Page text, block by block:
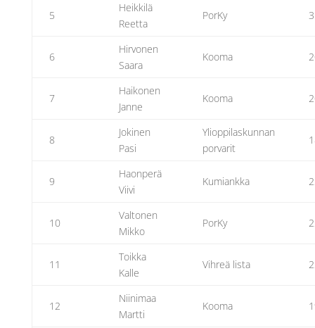
5
Heikkilä
Reetta
PorKy
6
Hirvonen
Saara
Kooma
7
Haikonen
Janne
Kooma
8
Jokinen
Pasi
Ylioppilaskunnan
porvarit
9
Haonperä
Viivi
Kumiankka
10
Valtonen
Mikko
PorKy
11
Toikka
Kalle
Vihreä lista
12
Niinimaa
Martti
Kooma